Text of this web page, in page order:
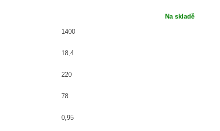
Na skladě
1400
18,4
220
78
0,95